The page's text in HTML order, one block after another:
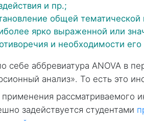
и пр.;
общей
ярко выраженной или
и необходимости
себе аббревиатура ANOVA в
анализ». То есть это
рассматриваемого
задействуется студентами